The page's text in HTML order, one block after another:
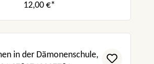
12,00 €*